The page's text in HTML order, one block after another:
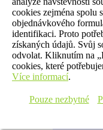
cookies zejména spolu
objednávkového
identifikaci. Proto
získaných údajů. Svůj
odvolat. Kliknutím na
cookies, které
Více informací.
Pouze nezbytné
budúci
Jídelníček
Jídelníček
Jídelníček
Jídelníček
budúci
Jídelníček
Jídelníček
Jídelníček
Jídelníček